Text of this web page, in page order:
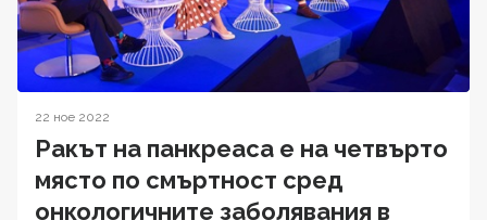
22 ное 2022
Ракът на панкреаса е на четвърто
място по смъртност сред
онкологичните заболявания в